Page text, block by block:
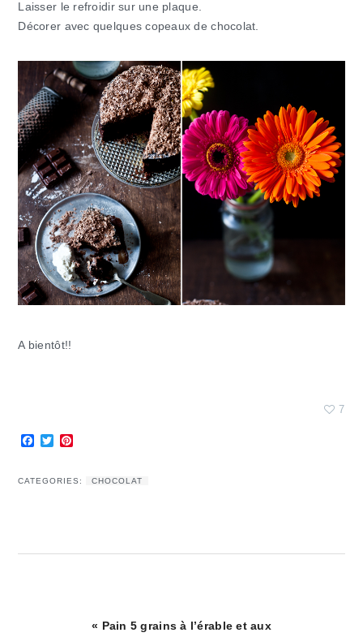
Laisser le refroidir sur une plaque.
Décorer avec quelques copeaux de chocolat.
A bientôt!!
7
Facebook
Twitter
CATEGORIES: CHOCOLAT
Article
« Pain 5 grains à l’érable et aux